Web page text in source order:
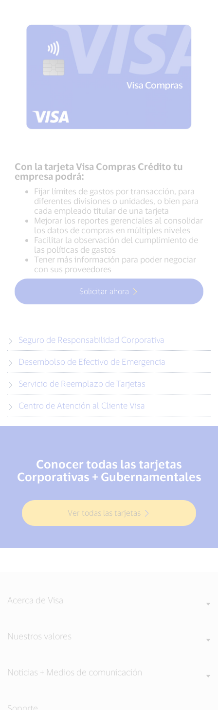
Con la tarjeta Visa Compras Crédito tu
empresa podrá:
Fijar límites de gastos por transacción, para
diferentes divisiones o unidades, o bien para
cada empleado titular de una tarjeta
Mejorar los reportes gerenciales al consolidar
los datos de compras en múltiples niveles
Facilitar la observación del cumplimiento de
las políticas de gastos
Tener más información para poder negociar
con sus proveedores
Solicitar ahora
Seguro de Responsabilidad Corporativa
Desembolso de Efectivo de Emergencia
Servicio de Reemplazo de Tarjetas
Centro de Atención al Cliente Visa
Conocer todas las tarjetas
Corporativas + Gubernamentales
Ver todas las tarjetas
Acerca de Visa
Nuestros valores
Noticias + Medios de comunicación